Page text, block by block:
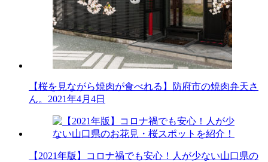
【桜を見ながら焼肉が食べれる】防府市の焼肉弁天さ
ん。 2021年4月4日
【2021年版】コロナ禍でも安心！人が少ない山口県の